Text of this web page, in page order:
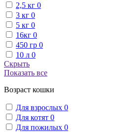
2,5 кг 0
3 кг 0
5 кг 0
16кг 0
450 гр 0
10 л 0
Скрыть
Показать все
Возраст кошки
Для взрослых 0
Для котят 0
Для пожилых 0